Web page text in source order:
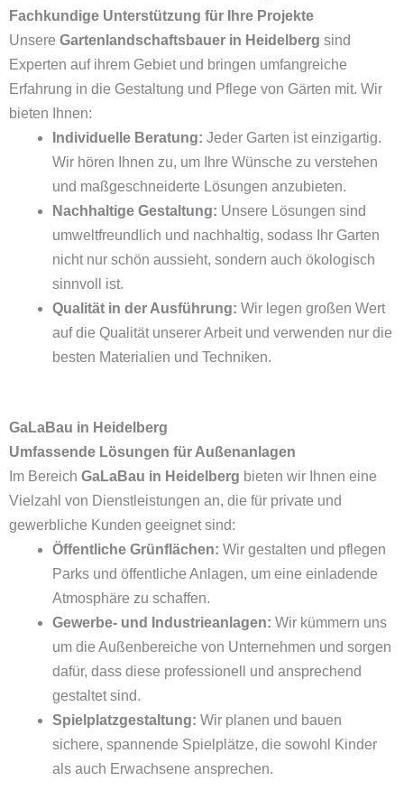
Fachkundige Unterstützung für Ihre Projekte
Unsere Gartenlandschaftsbauer in Heidelberg sind
Experten auf ihrem Gebiet und bringen umfangreiche
Erfahrung in die Gestaltung und Pflege von Gärten mit. Wir
bieten Ihnen:
Individuelle Beratung: Jeder Garten ist einzigartig.
Wir hören Ihnen zu, um Ihre Wünsche zu verstehen
und maßgeschneiderte Lösungen anzubieten.
Nachhaltige Gestaltung: Unsere Lösungen sind
umweltfreundlich und nachhaltig, sodass Ihr Garten
nicht nur schön aussieht, sondern auch ökologisch
sinnvoll ist.
Qualität in der Ausführung: Wir legen großen Wert
auf die Qualität unserer Arbeit und verwenden nur die
besten Materialien und Techniken.
GaLaBau in Heidelberg
Umfassende Lösungen für Außenanlagen
Im Bereich GaLaBau in Heidelberg bieten wir Ihnen eine
Vielzahl von Dienstleistungen an, die für private und
gewerbliche Kunden geeignet sind:
Öffentliche Grünflächen: Wir gestalten und pflegen
Parks und öffentliche Anlagen, um eine einladende
Atmosphäre zu schaffen.
Gewerbe- und Industrieanlagen: Wir kümmern uns
um die Außenbereiche von Unternehmen und sorgen
dafür, dass diese professionell und ansprechend
gestaltet sind.
Spielplatzgestaltung: Wir planen und bauen
sichere, spannende Spielplätze, die sowohl Kinder
als auch Erwachsene ansprechen.